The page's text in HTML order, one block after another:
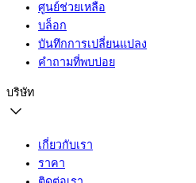
ศูนย์ช่วยเหลือ
บล็อก
บันทึกการเปลี่ยนแปลง
คำถามที่พบบ่อย
บริษัท
เกี่ยวกับเรา
ราคา